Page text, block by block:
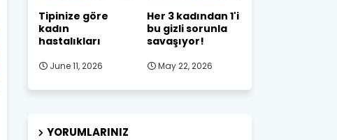
Tipinize göre
kadın
hastalıkları
June 11, 2026
Her 3 kadından 1'i
bu gizli sorunla
savaşıyor!
May 22, 2026
YORUMLARINIZ